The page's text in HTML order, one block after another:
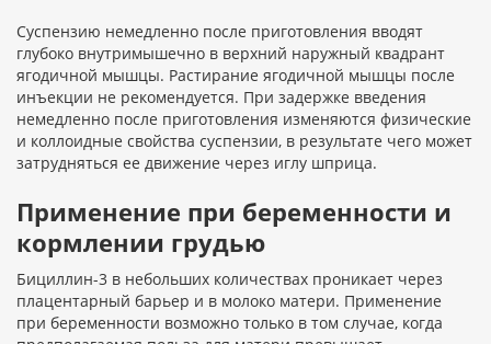
Суспензию немедленно после приготовления вводят
глубоко внутримышечно в верхний наружный квадрант
ягодичной мышцы. Растирание ягодичной мышцы после
инъекции не рекомендуется. При задержке введения
немедленно после приготовления изменяются физические
и коллоидные свойства суспензии, в результате чего может
затрудняться ее движение через иглу шприца.
Применение при беременности и
кормлении грудью
Бициллин-3 в небольших количествах проникает через
плацентарный барьер и в молоко матери. Применение
при беременности возможно только в том случае, когда